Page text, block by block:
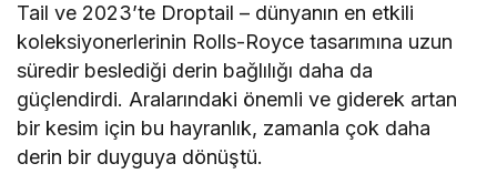
Tail ve 2023’te Droptail – dünyanın en etkili
koleksiyonerlerinin Rolls-Royce tasarımına uzun
süredir beslediği derin bağlılığı daha da
güçlendirdi. Aralarındaki önemli ve giderek artan
bir kesim için bu hayranlık, zamanla çok daha
derin bir duyguya dönüştü.